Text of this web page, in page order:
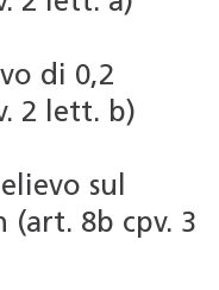
di 0,2
2 lett. b)
sul
(art. 8b cpv. 3